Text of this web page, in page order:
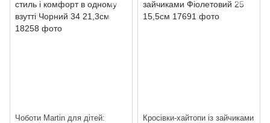
Чоботи Martin для дітей:
Кросівки-хайтопи із зайчиками